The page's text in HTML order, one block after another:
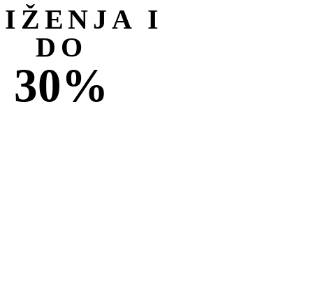
I
DO
30%